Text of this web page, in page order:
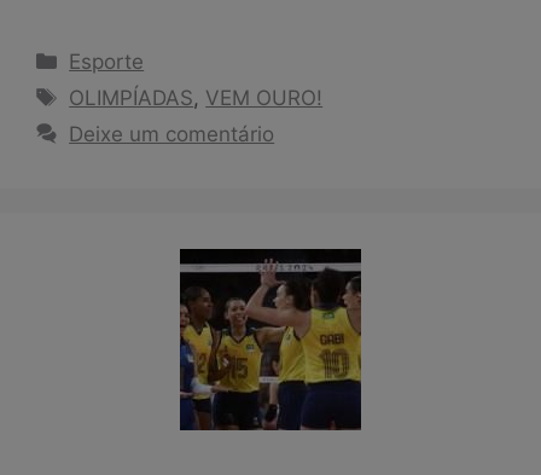
Categorias
Esporte
Tags
OLIMPÍADAS, VEM OURO!
Deixe um comentário